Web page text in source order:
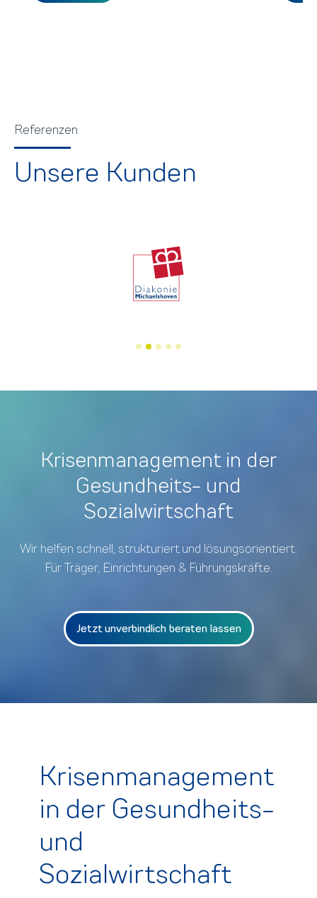
Referenzen
Unsere Kunden
Krisenmanagement in der
Gesundheits- und
Sozialwirtschaft
Wir helfen schnell, strukturiert und lösungsorientiert.
Für Träger, Einrichtungen & Führungskräfte.
Jetzt unverbindlich beraten lassen
Krisenmanagement
in der Gesundheits-
und
Sozialwirtschaft